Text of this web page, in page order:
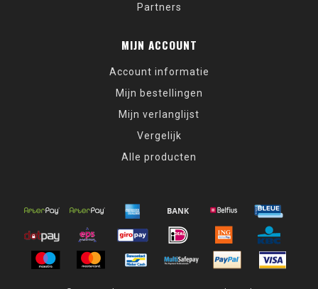
Partners
MIJN ACCOUNT
Account informatie
Mijn bestellingen
Mijn verlanglijst
Vergelijk
Alle producten